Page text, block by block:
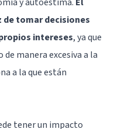
de tomar decisiones
intereses, ya que
manera excesiva a la
a la que están
tener un impacto